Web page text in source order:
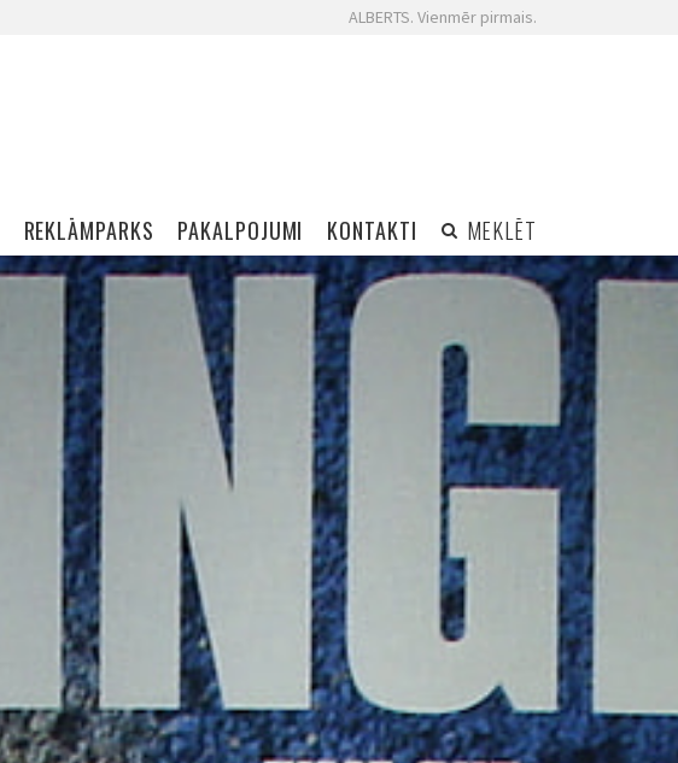
ALBERTS. Vienmēr pirmais.
REKLĀMPARKS PAKALPOJUMI KONTAKTI MEKLĒT